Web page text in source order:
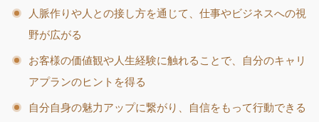
人脈作りや人との接し方を通じて、仕事やビジネスへの視
野が広がる
お客様の価値観や人生経験に触れることで、自分のキャリ
アプランのヒントを得る
自分自身の魅力アップに繋がり、自信をもって行動できる